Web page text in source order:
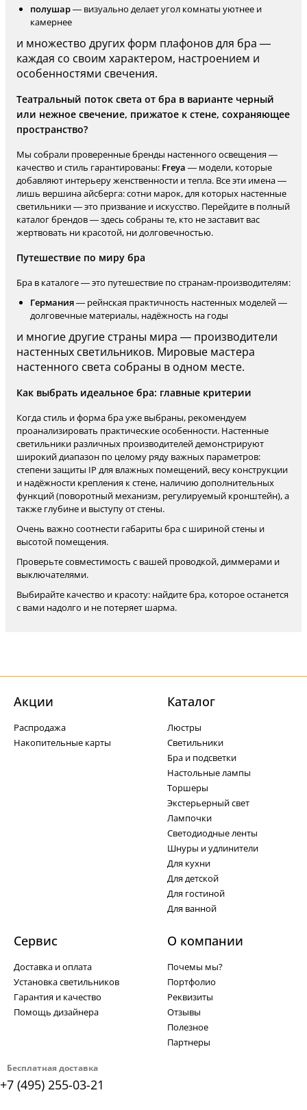
полушар— визуально делает угол комнаты уютнее и
камернее
и множество других форм плафонов для бра —
каждая со своим характером, настроением и
особенностями свечения.
Театральный поток света от бра в варианте черный
или нежное свечение, прижатое к стене, сохраняющее
пространство?
Мы собрали проверенные бренды настенного освещения —
качество и стиль гарантированы: Freya — модели, которые
добавляют интерьеру женственности и тепла. Все эти имена —
лишь вершина айсберга: сотни марок, для которых настенные
светильники — это призвание и искусство. Перейдите в полный
каталог брендов — здесь собраны те, кто не заставит вас
жертвовать ни красотой, ни долговечностью.
Путешествие по миру бра
Бра в каталоге — это путешествие по странам-производителям:
Германия— рейнская практичность настенных моделей —
долговечные материалы, надёжность на годы
и многие другие страны мира — производители
настенных светильников. Мировые мастера
настенного света собраны в одном месте.
Как выбрать идеальное бра: главные критерии
Когда стиль и форма бра уже выбраны, рекомендуем
проанализировать практические особенности. Настенные
светильники различных производителей демонстрируют
широкий диапазон по целому ряду важных параметров:
степени защиты IP для влажных помещений, весу конструкции
и надёжности крепления к стене, наличию дополнительных
функций (поворотный механизм, регулируемый кронштейн), а
также глубине и выступу от стены.
Очень важно соотнести габариты бра с шириной стены и
высотой помещения.
Проверьте совместимость с вашей проводкой, диммерами и
выключателями.
Выбирайте качество и красоту: найдите бра, которое останется
с вами надолго и не потеряет шарма.
Бесплатная доставка
+7 (495) 255-03-21
Акции
Распродажа
Накопительные карты
Каталог
Люстры
Светильники
Бра и подсветки
Настольные лампы
Торшеры
Экстерьерный свет
Лампочки
Светодиодные ленты
Шнуры и удлинители
Для кухни
Для детской
Для гостиной
Для ванной
Сервис
Доставка и оплата
Установка светильников
Гарантия и качество
Помощь дизайнера
О компании
Почемы мы?
Портфолио
Реквизиты
Отзывы
Полезное
Партнеры